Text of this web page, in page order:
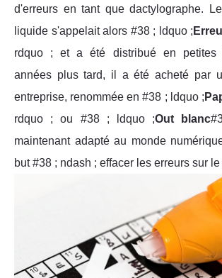
d'erreurs en tant que dactylographe.
liquide s'appelait alors #38 ; ldquo ;
rdquo ; et a été distribué en petites
années plus tard, il a été acheté par
entreprise, renommée en #38 ; ldquo ;
rdquo ; ou #38 ; ldquo ;Out blanc
maintenant adapté au monde
but #38 ; ndash ; effacer les erreurs sur